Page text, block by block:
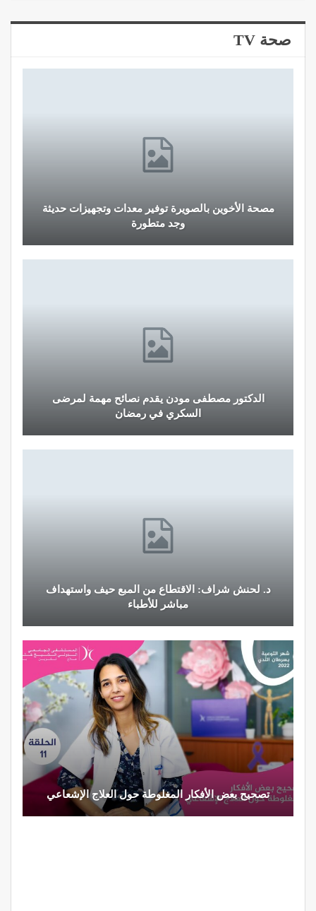
صحة TV
مصحة الأخوين بالصويرة توفير معدات وتجهيزات حديثة
وجد متطورة
الدكتور مصطفى مودن يقدم نصائح مهمة لمرضى
السكري في رمضان
د. لحنش شراف: الاقتطاع من المبع حيف واستهداف
مباشر للأطباء
تصحيح بعض الأفكار المغلوطة حول العلاج الإشعاعي